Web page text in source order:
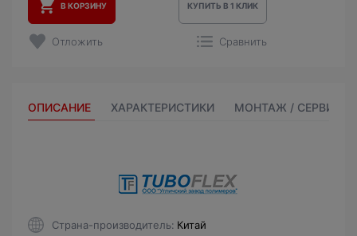
В КОРЗИНУ КУПИТЬ В 1 КЛИК
Отложить Сравнить
ОПИСАНИЕ ХАРАКТЕРИСТИКИ МОНТАЖ / СЕРВИС
Страна-производитель Китай